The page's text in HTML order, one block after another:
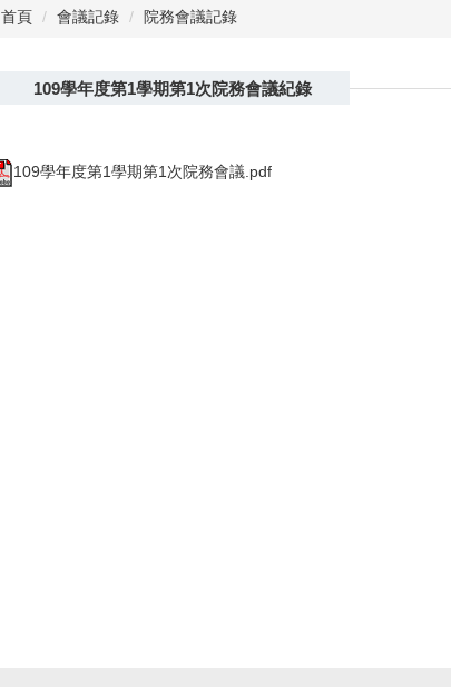
首頁 會議記錄 院務會議記錄
109學年度第1學期第1次院務會議紀錄
109學年度第1學期第1次院務會議.pdf